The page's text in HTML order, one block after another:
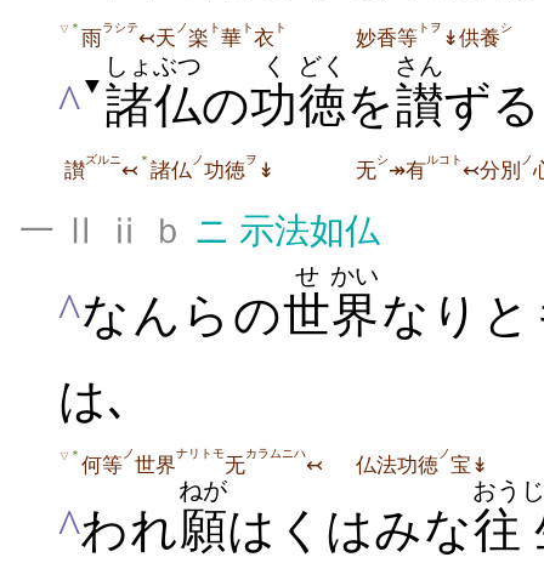
▽ ＊ 雨ラシテ↢天 ノ楽 ト華 ト衣 ト 妙香等 トヲ ↡供養シ
^▼ 諸仏
しょぶつ
の功
く
徳
どく
を讃
さん
ず
讃ズルニ↢ ＊ 諸仏 ノ功徳ヲ ↡ 无シ↠有ルコト↢分別 ノ
一 Ⅱ ⅱ ｂ ニ 示法如仏
^なんらの世
せ
界
かい
なり
は､
▽ ＊ 何等ノ世界ナリトモ无カラムニハ↢ 仏法功徳ノ宝↡
^われ願
ねが
はくはみな往
おう